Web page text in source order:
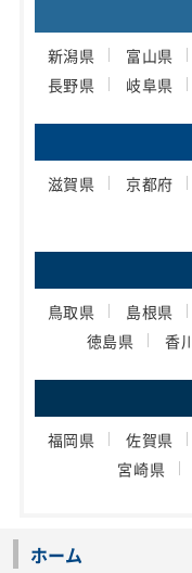
新潟県 富山県
長野県
岐阜県
滋賀県 京都府
鳥取県 島根県
徳島県
香
福岡県 佐賀県
宮崎県
ホーム